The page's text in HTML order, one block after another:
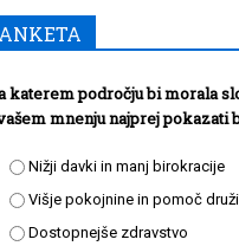
katerem področju bi morala
mnenju najprej pokazati
Nižji davki in manj birokracije
Višje pokojnine in pomoč
Dostopnejše zdravstvo